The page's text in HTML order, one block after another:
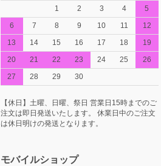
1
2 3 4
5
6
7 8 9 10 11
12
13
14 15 16 17 18
19
20
21 22 23 24 25
26
27
28 29 30
【休日】土曜、日曜、祭日 営業日15時までのご
注文は即日発送いたします。 休業日中のご注文
は休日明けの発送となります。
モバイルショップ